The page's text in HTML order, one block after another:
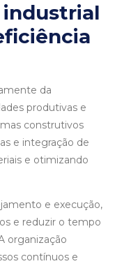
industrial
da
produtivas e
construtivos
e integração de
e otimizando
e execução,
e reduzir o tempo
organização
contínuos e